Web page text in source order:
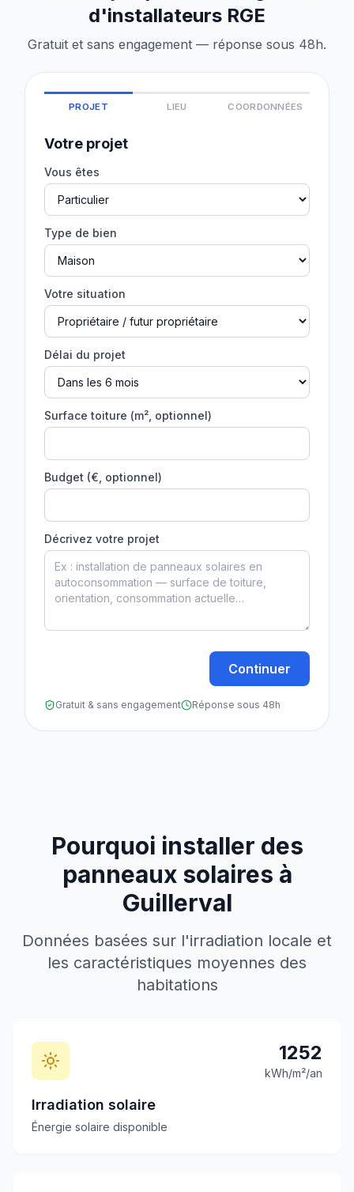
d'installateurs RGE
Gratuit et sans engagement — réponse sous 48h.
PROJET LIEU COORDONNÉES
Votre projet
Vous êtes
Type de bien
Votre situation
Délai du projet
Surface toiture (m², optionnel)
Budget (€, optionnel)
Décrivez votre projet
Continuer
Gratuit & sans engagement Réponse sous 48h
Pourquoi installer des
panneaux solaires à
Guillerval
Données basées sur l'irradiation locale et
les caractéristiques moyennes des
habitations
1252
kWh/m²/an
Irradiation solaire
Énergie solaire disponible